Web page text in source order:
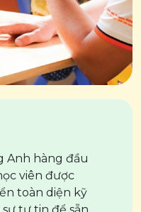
Anh hàng đầu
viên được
toàn diện kỹ